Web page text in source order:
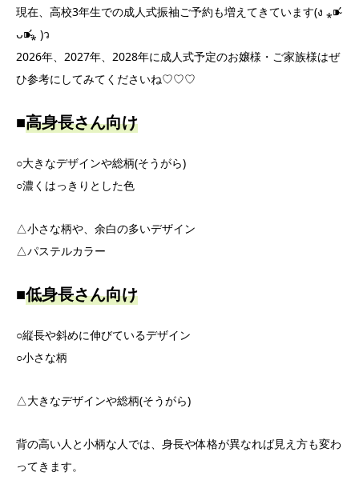
現在、高校3年生での成人式振袖ご予約も増えてきています(ง ⁎⁍̴̛
ᴗ⁍̴̛⁎ )ว
2026年、2027年、2028年に成人式予定のお嬢様・ご家族様はぜ
ひ参考にしてみてくださいね♡♡♡
■高身長さん向け
○大きなデザインや総柄(そうがら)
○濃くはっきりとした色
△小さな柄や、余白の多いデザイン
△パステルカラー
■低身長さん向け
○縦長や斜めに伸びているデザイン
○小さな柄
△大きなデザインや総柄(そうがら)
背の高い人と小柄な人では、身長や体格が異なれば見え方も変わ
ってきます。